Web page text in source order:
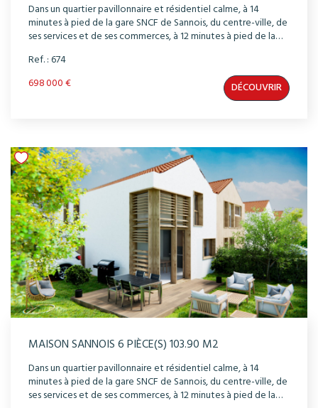
Dans un quartier pavillonnaire et résidentiel calme, à 14
minutes à pied de la gare SNCF de Sannois, du centre-ville, de
ses services et de ses commerces, à 12 minutes à pied de la
1512 ), découvrez cette maison, à l'architecture
contemporaine dotée d'un beau jardins privatif plein sud
pour profiter du meilleur ensoleillement et du calme
environnant. La conception et les prestations des maisons
orientations pour une luminosité optimale, carrelage à RDC
et parquet à l'étage. Vous disposerez d'une pompe à chaleur
individuelle pour la production d'eau chaude et le chauffage
de votre maison.
Ref. : 674
698 000 €
DÉCOUVRIR
MAISON SANNOIS 6 PIÈCE(S) 103.90 M2
Dans un quartier pavillonnaire et résidentiel calme, à 14
minutes à pied de la gare SNCF de Sannois, du centre-ville, de
ses services et de ses commerces, à 12 minutes à pied de la